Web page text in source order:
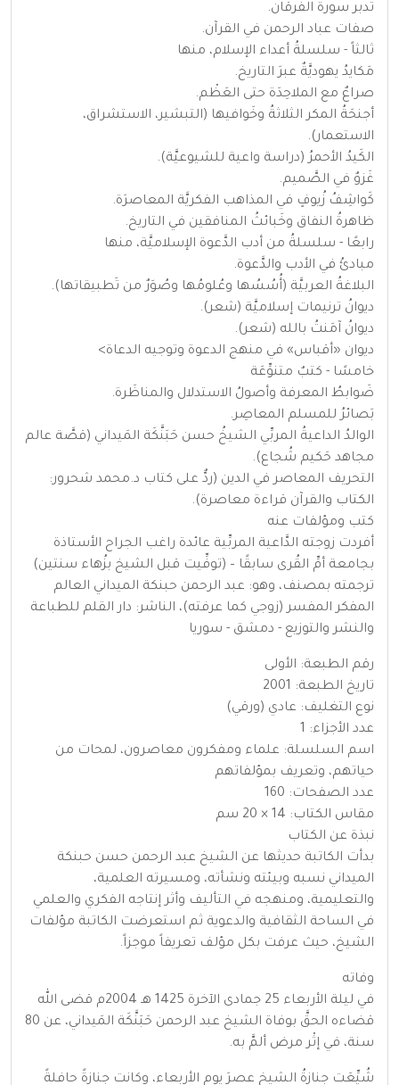
تدبر سورة الفرقان.
صفات عباد الرحمن في القرآن.
ثالثاً - سلسلةُ أعداء الإسلام، منها
مَكايدُ يهوديَّةٌ عبرَ التاريخ.
صراعٌ مع الملاحِدَة حتى العَظْم.
أجنحَةُ المكر الثلاثةُ وخَوافيها (التبشير، الاستشراق،
الاستعمار).
الكَيدُ الأحمرُ (دراسة واعية للشيوعيَّة).
غَزوٌ في الصَّميم.
كَواشِفُ زُيوفٍ في المذاهب الفكريَّة المعاصرَة.
ظاهرةُ النفاق وخَبائثُ المنافقين في التاريخ.
رابعًا - سلسلةُ من أدب الدَّعوة الإسلاميَّة، منها
مبادئُ في الأدب والدَّعوة.
البلاغةُ العربيَّة (أُسُسُها وعُلومُها وصُوَرٌ من تَطبيقاتها).
ديوانُ ترنيمات إسلاميَّة (شعر).
ديوانُ آمَنتُ بالله (شعر).
ديوان «أقباس» في منهج الدعوة وتوجيه الدعاة>
خامسًا - كتبٌ متنوِّعَة
ضَوابطُ المعرفة وأصولُ الاستدلال والمناظَرة.
بَصائرُ للمسلم المعاصِر.
الوالدُ الداعيةُ المربِّي الشيخُ حسن حَبَنَّكَة المَيداني (قصَّة عالم
مجاهد حَكيم شُجاع).
التحريف المعاصر في الدين (ردٌّ على كتاب د.محمد شحرور:
الكتاب والقرآن قراءة معاصرة).
كتب ومؤلفات عنه
أفردت زوجته الدَّاعية المربِّية عائدة راغب الجراح الأستاذة
بجامعة أمِّ القُرى سابقًا – (توفِّيت قبل الشيخ بزُهاء سنتين)
ترجمته بمصنف، وهو: عبد الرحمن حبنكة الميداني العالم
المفكر المفسر (زوجي كما عرفته)، الناشر: دار القلم للطباعة
والنشر والتوزيع - دمشق - سوريا
رقم الطبعة: الأولى
تاريخ الطبعة: 2001
نوع التغليف: عادي (ورقي)
عدد الأجزاء: 1
اسم السلسلة: علماء ومفكرون معاصرون، لمحات من
حياتهم، وتعريف بمؤلفاتهم
عدد الصفحات: 160
مقاس الكتاب: 14 × 20 سم
نبذة عن الكتاب
بدأت الكاتبة حديثها عن الشيخ عبد الرحمن حسن حبنكة
الميداني نسبه وبيئته ونشأته، ومسيرته العلمية،
والتعليمية، ومنهجه في التأليف وأثر إنتاجه الفكري والعلمي
في الساحة الثقافية والدعوية ثم استعرضت الكاتبة مؤلفات
الشيخ، حيث عرفت بكل مؤلف تعريفاً موجزاً.
وفاته
في ليلة الأربعاء 25 جمادى الآخرة 1425 هـ 2004م قضى الله
قضاءه الحقَّ بوفاة الشيخ عبد الرحمن حَبَنَّكَة المَيداني، عن 80
سنة، في إثْر مرض ألمَّ به.
شُيِّعَت جِنازةُ الشيخ عصرَ يوم الأربعاء، وكانت جِنازةً حافلةً